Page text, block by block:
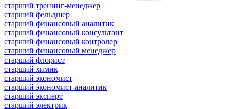
старший тренинг-менеджер
старший фельдшер
старший финансовый аналитик
старший финансовый консультант
старший финансовый контролер
старший финансовый менеджер
старший флорист
старший химик
старший экономист
старший экономист-аналитик
старший эксперт
старший электрик